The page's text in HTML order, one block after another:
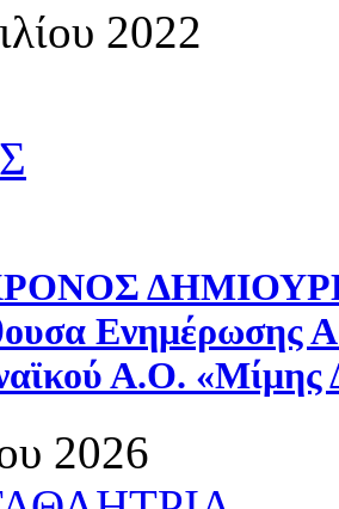
2022
Ενημέρωσης
Α.Ο. «Μίμης
2026